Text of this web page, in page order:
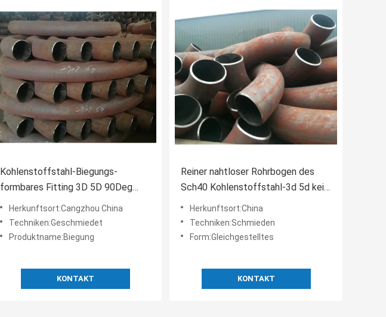
Kohlenstoffstahl-Biegungs-
formbares Fitting 3D 5D 90Deg
Astm A234 Wpb nicht rostend
Herkunftsort:Cangzhou China
Techniken:Geschmiedet
Produktname:Biegung
KONTAKT
Reiner nahtloser Rohrbogen des
Sch40 Kohlenstoffstahl-3d 5d kein
malendes Fitting
Herkunftsort:China
Techniken:Schmieden
Form:Gleichgestelltes
KONTAKT